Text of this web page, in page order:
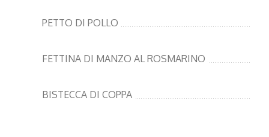
PETTO DI POLLO
FETTINA DI MANZO AL ROSMARINO
BISTECCA DI COPPA